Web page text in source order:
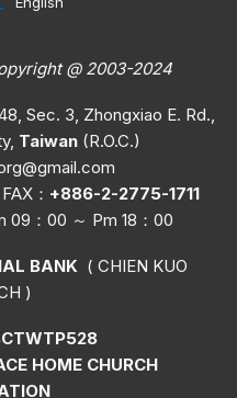
@ 2003-2024
Sec. 3, Zhongxiao E. Rd.,
Taiwan (R.O.C.)
FAX： +886-2-2775-1711
09：00 ～ Pm 18：00
BANK ( CHIEN KUO
)
HOME CHURCH